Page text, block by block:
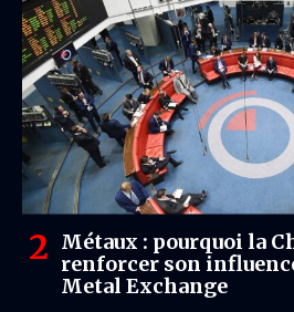
Métaux : pourquoi la
renforcer son
Metal Exchange